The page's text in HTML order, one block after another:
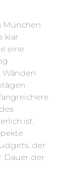
München
klar
eine
ist.
der
Dauer der